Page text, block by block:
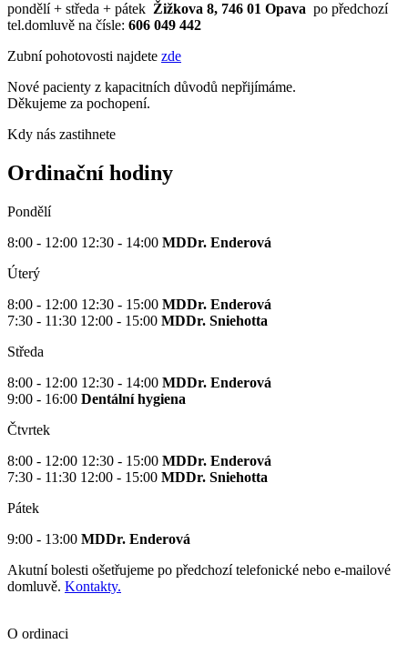
pondělí + středa + pátek Žižkova 8, 746 01 Opava po předchozí
tel.domluvě na čísle: 606 049 442
Zubní pohotovosti najdete zde
Nové pacienty z kapacitních důvodů nepřijímáme.
Děkujeme za pochopení.
Kdy nás zastihnete
Ordinační hodiny
Pondělí
8:00 - 12:00 12:30 - 14:00 MDDr. Enderová
Úterý
8:00 - 12:00 12:30 - 15:00 MDDr. Enderová
7:30 - 11:30 12:00 - 15:00 MDDr. Sniehotta
Středa
8:00 - 12:00 12:30 - 14:00 MDDr. Enderová
9:00 - 16:00 Dentální hygiena
Čtvrtek
8:00 - 12:00 12:30 - 15:00 MDDr. Enderová
7:30 - 11:30 12:00 - 15:00 MDDr. Sniehotta
Pátek
9:00 - 13:00 MDDr. Enderová
Akutní bolesti ošetřujeme po předchozí telefonické nebo e-mailové
domluvě. Kontakty.
O ordinaci